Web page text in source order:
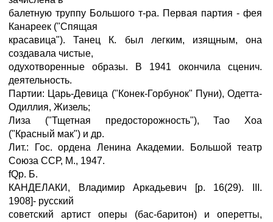
балетную труппу Большого т-ра. Первая партия - фея
Канареек ("Спящая
красавица"). Танец К. был легким, изящным, она
создавала чистые,
одухотворенные образы. В 1941 окончила сценич.
деятельность.
Партии: Царь-Девица ("Конек-Горбунок" Пуни), Одетта-
Одиллия, Жизель;
Лиза ("Тщетная предосторожность"), Тао Хоа
("Красный мак") и др.
Лит.: Гос. ордена Ленина Академии. Большой театр
Союза ССР, М., 1947.
fQp. Б.
КАНДЕЛАКИ, Владимир Аркадьевич [р. 16(29). III.
1908]- русский
советский артист оперы (бас-баритон) и оперетты,